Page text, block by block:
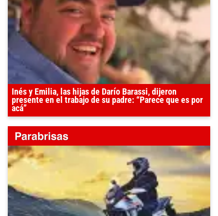
Inés y Emilia, las hijas de Darío Barassi, dijeron
presente en el trabajo de su padre: “Parece que es por
acá”